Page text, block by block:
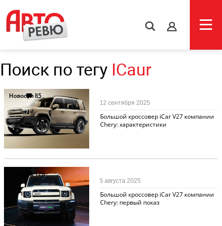
s
Поиск по тегу ICaur
Новости85
Большой кроссовер iCar V27 компании
Chery: характеристики
12 сентября 2025
Новости126
Большой кроссовер iCar V27 компании
Chery: первый показ
5 августа 2025